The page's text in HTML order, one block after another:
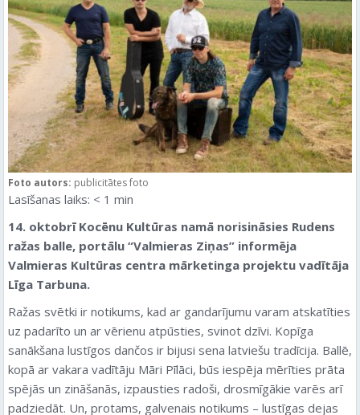
Foto autors: publicitātes foto
Lasīšanas laiks: < 1 min
14. oktobrī Kocēnu Kultūras namā norisināsies Rudens
ražas balle, portālu “Valmieras Ziņas” informēja
Valmieras Kultūras centra mārketinga projektu vadītāja
Līga Tarbuna.
Ražas svētki ir notikums, kad ar gandarījumu varam atskatīties
uz padarīto un ar vērienu atpūsties, svinot dzīvi. Kopīga
sanākšana lustīgos dančos ir bijusi sena latviešu tradīcija. Ballē,
kopā ar vakara vadītāju Māri Pīlāci, būs iespēja mērīties prāta
spējās un zināšanās, izpausties radoši, drosmīgākie varēs arī
padziedāt. Un, protams, galvenais notikums – lustīgas dejas